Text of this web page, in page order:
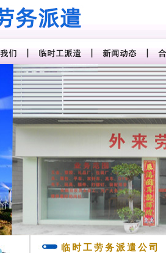
临时工劳务派遣公司